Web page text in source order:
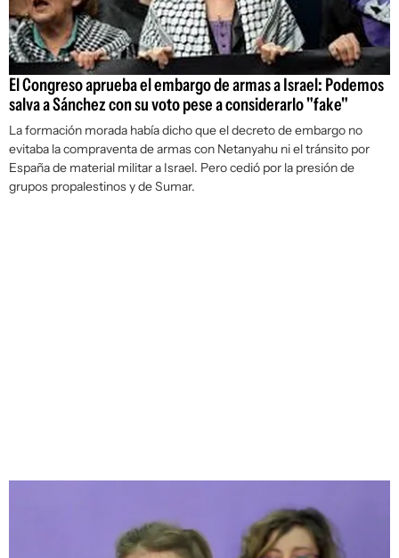
El Congreso aprueba el embargo de armas a Israel: Podemos
salva a Sánchez con su voto pese a considerarlo "fake"
La formación morada había dicho que el decreto de embargo no
evitaba la compraventa de armas con Netanyahu ni el tránsito por
España de material militar a Israel. Pero cedió por la presión de
grupos propalestinos y de Sumar.